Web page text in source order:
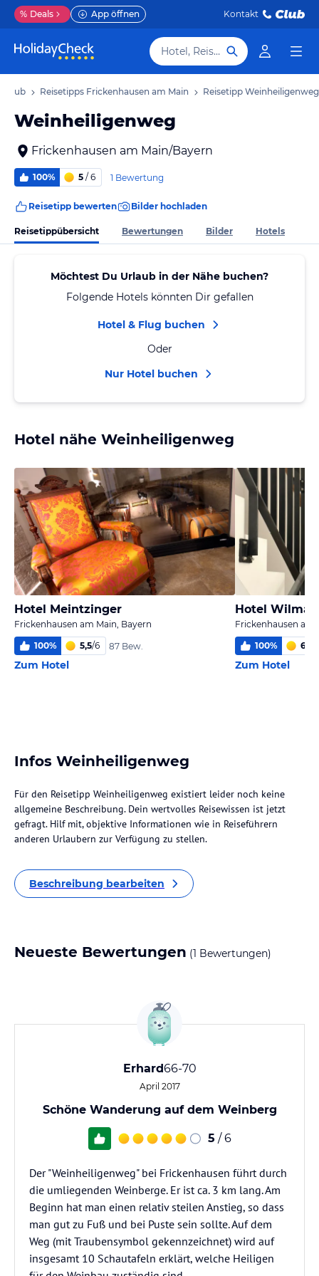
% Deals App öffnen Kontakt
Hotel, Reiseziel
Reisetipps Frickenhausen am Main Reisetipp Weinheiligenweg
Weinheiligenweg
Frickenhausen am Main/Bayern
100% 5 / 6 1 Bewertung
Reisetipp bewerten Bilder hochladen
Reisetippübersicht Bewertungen Bilder Hotels
Möchtest Du Urlaub in der Nähe buchen?
Folgende Hotels könnten Dir gefallen
Hotel & Flug buchen
Oder
Nur Hotel buchen
Hotel nähe Weinheiligenweg
Hotel Meintzinger
Frickenhausen am Main, Bayern
100% 5,5/6 87 Bew.
Zum Hotel
Hotel Wilma
Frickenhausen am
100% 6,0
Zum Hotel
Infos Weinheiligenweg
Für den Reisetipp Weinheiligenweg existiert leider noch keine
allgemeine Beschreibung. Dein wertvolles Reisewissen ist jetzt
gefragt. Hilf mit, objektive Informationen wie in Reiseführern
anderen Urlaubern zur Verfügung zu stellen.
Beschreibung bearbeiten
Neueste Bewertungen (1 Bewertungen)
Erhard66-70
April 2017
Schöne Wanderung auf dem Weinberg
5 / 6
Der "Weinheiligenweg" bei Frickenhausen führt durch
die umliegenden Weinberge. Er ist ca. 3 km lang. Am
Beginn hat man einen relativ steilen Anstieg, so dass
man gut zu Fuß und bei Puste sein sollte. Auf dem
Weg (mit Traubensymbol gekennzeichnet) wird auf
insgesamt 10 Schautafeln erklärt, welche Heiligen